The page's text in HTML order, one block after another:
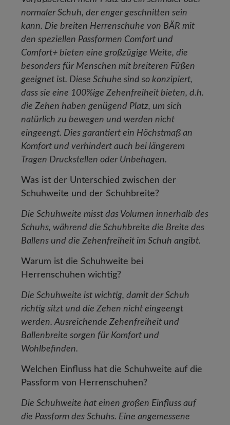
normaler Schuh, der enger geschnitten sein
kann. Die breiten Herrenschuhe von BÄR mit
den speziellen Passformen Comfort und
Comfort+ bieten eine großzügige Weite, die
besonders für Menschen mit breiteren Füßen
geeignet ist. Diese Schuhe sind so konzipiert,
dass sie eine 100%ige Zehenfreiheit bieten, d.h.
die Zehen haben genügend Platz, um sich
natürlich zu bewegen und werden nicht
eingeengt. Dies garantiert ein Höchstmaß an
Komfort und verhindert auch bei längerem
Tragen Druckstellen oder Unbehagen.
Was ist der Unterschied zwischen der
Schuhweite und der Schuhbreite?
Die Schuhweite misst das Volumen innerhalb des
Schuhs, während die Schuhbreite die Breite des
Ballens und die Zehenfreiheit im Schuh angibt.
Warum ist die Schuhweite bei
Herrenschuhen wichtig?
Die Schuhweite ist wichtig, damit der Schuh
richtig sitzt und die Zehen nicht eingeengt
werden. Ausreichende Zehenfreiheit und
Ballenbreite sorgen für Komfort und
Wohlbefinden.
Welchen Einfluss hat die Schuhweite auf die
Passform von Herrenschuhen?
Die Schuhweite hat einen großen Einfluss auf
die Passform des Schuhs. Eine angemessene